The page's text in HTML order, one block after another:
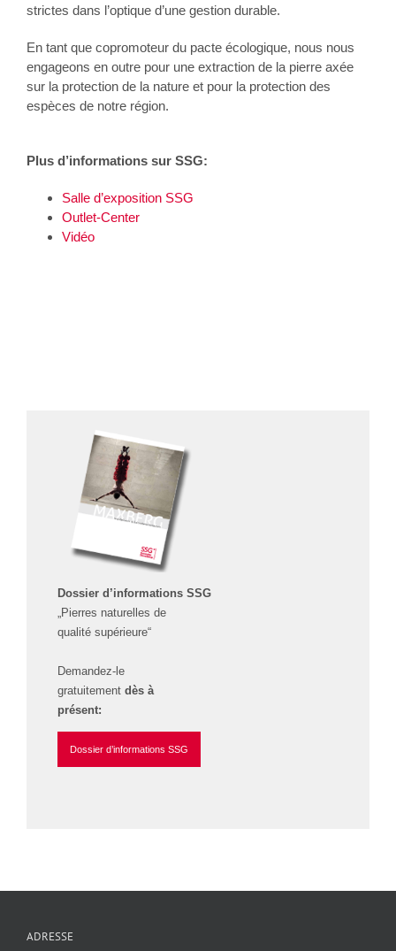
strictes dans l’optique d’une gestion durable.
En tant que copromoteur du pacte écologique, nous nous
engageons en outre pour une extraction de la pierre axée
sur la protection de la nature et pour la protection des
espèces de notre région.
Plus d’informations sur SSG:
Salle d’exposition SSG
Outlet-Center
Vidéo
Dossier d’informations SSG
„Pierres naturelles de
qualité supérieure“
Demandez-le
gratuitement dès à
présent:
Dossier d’informations SSG
ADRESSE